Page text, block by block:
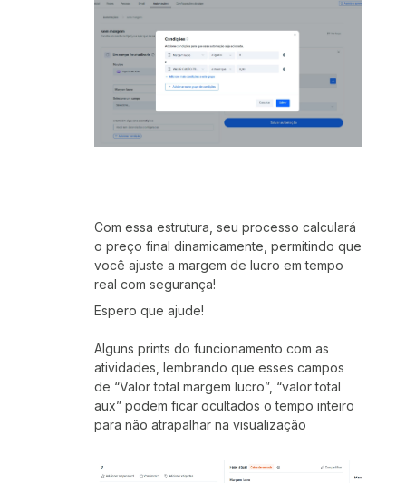
Com essa estrutura, seu processo calculará
o preço final dinamicamente, permitindo que
você ajuste a margem de lucro em tempo
real com segurança!
Espero que ajude!
Alguns prints do funcionamento com as
atividades, lembrando que esses campos
de “Valor total margem lucro”, “valor total
aux” podem ficar ocultados o tempo inteiro
para não atrapalhar na visualização